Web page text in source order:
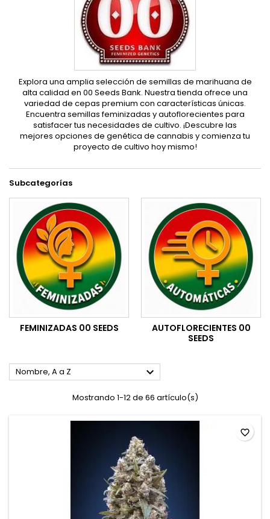
Explora una amplia selección de semillas de marihuana de
alta calidad en 00 Seeds Bank. Nuestra tienda ofrece una
variedad de cepas premium con características únicas.
Encuentra semillas feminizadas y autoflorecientes para
satisfacer tus necesidades de cultivo. ¡Descubre las
mejores opciones de genética de cannabis y comienza tu
proyecto de cultivo hoy mismo!
Subcategorías
FEMINIZADAS 00 SEEDS
AUTOFLORECIENTES 00
SEEDS
Nombre, A a Z 
Mostrando 1-12 de 66 artículo(s)
favorite_border